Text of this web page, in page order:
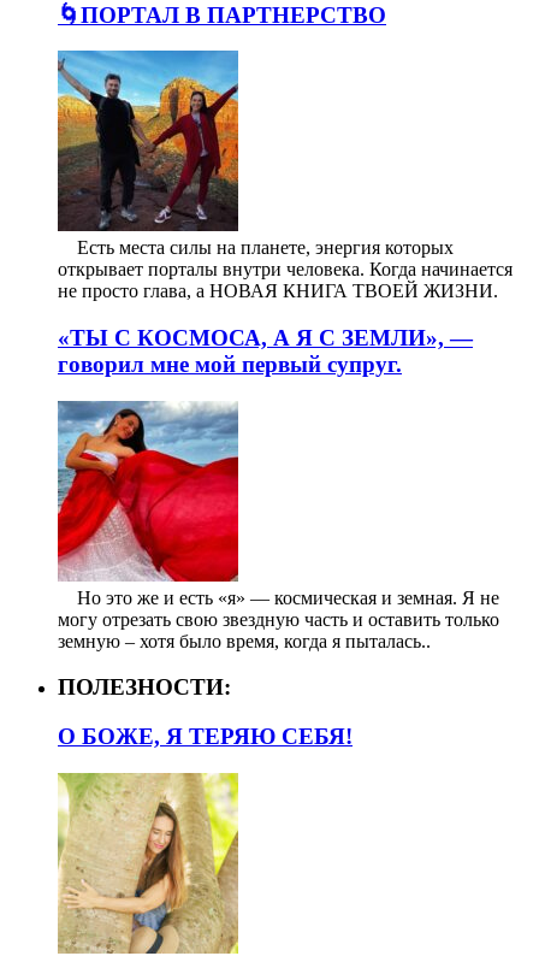
🌀ПОРТАЛ В ПАРТНЕРСТВО
⠀ Есть места силы на планете, энергия которых
открывает порталы внутри человека. Когда начинается
не просто глава, а НОВАЯ КНИГА ТВОЕЙ ЖИЗНИ.
«ТЫ С КОСМОСА, А Я С ЗЕМЛИ», —
говорил мне мой первый супруг.
⠀ Но это же и есть «я» — космическая и земная. Я не
могу отрезать свою звездную часть и оставить только
земную – хотя было время, когда я пыталась..
ПОЛЕЗНОСТИ:
О БОЖЕ, Я ТЕРЯЮ СЕБЯ!